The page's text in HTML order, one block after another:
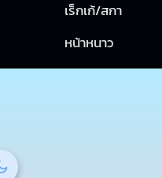
เร็กเก้/สกา
หน้าหนาว